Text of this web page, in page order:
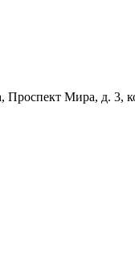
Проспект Мира, д. 3,